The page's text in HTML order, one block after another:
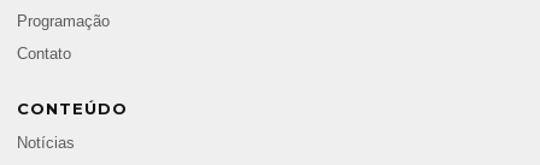
Programação
Contato
CONTEÚDO
Notícias